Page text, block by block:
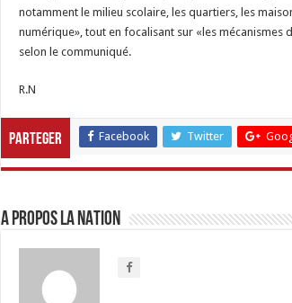
notamment le milieu scolaire, les quartiers, les
numérique», tout en focalisant sur «les mécanismes
selon le communiqué.
R.N
Parteger Facebook Twitter
A propos LA NATION